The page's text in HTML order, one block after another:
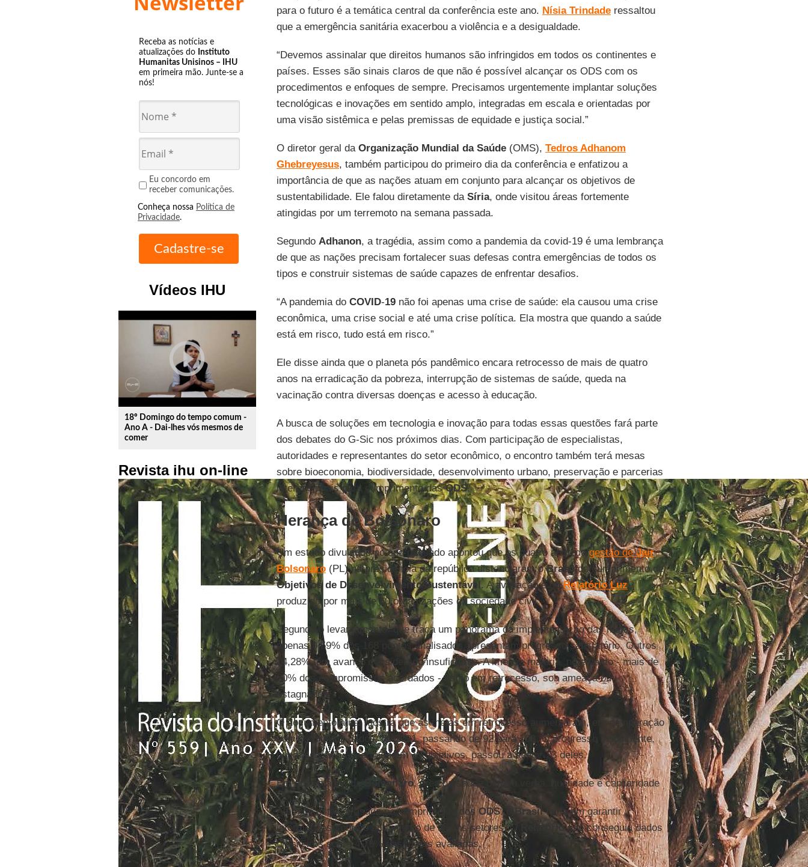
Receba as notícias e
atualizações do Instituto
Humanitas Unisinos – IHU
em primeira mão. Junte-se a
nós!
Eu concordo em
receber comunicações.
Conheça nossa Política de
Privacidade.
Vídeos IHU
play_circle_outline
18º Domingo do tempo comum -
Ano A - Dai-lhes vós mesmos de
comer
Revista ihu on-line
para o futuro é a temática central da conferência este ano. Nísia Trindaderessaltou
que a emergência sanitária exacerbou a violência e a desigualdade.
“Devemos assinalar que direitos humanos são infringidos em todos os continentes e
países. Esses são sinais claros de que não é possível alcançar os ODS com os
procedimentos e enfoques de sempre. Precisamos urgentemente implantar soluções
tecnológicas e inovações em sentido amplo, integradas em escala e orientadas por
uma visão sistêmica e pelas premissas de equidade e justiça social.”
O diretor geral da Organização Mundial da Saúde(OMS), Tedros Adhanom
Ghebreyesus, também participou do primeiro dia da conferência e enfatizou a
importância de que as nações atuam em conjunto para alcançar os objetivos de
sustentabilidade. Ele falou diretamente da Síria, onde visitou áreas fortemente
atingidas por um terremoto na semana passada.
Segundo Adhanon, a tragédia, assim como a pandemia da covid-19 é uma lembrança
de que as nações precisam fortalecer suas defesas contra emergências de todos os
tipos e construir sistemas de saúde capazes de enfrentar desafios.
“A pandemia do COVID-19não foi apenas uma crise de saúde: ela causou uma crise
econômica, uma crise social e até uma crise política. Ela mostra que quando a saúde
está em risco, tudo está em risco.”
Ele disse ainda que o planeta pós pandêmico encara retrocesso de mais de quatro
anos na erradicação da pobreza, interrupção de sistemas de saúde, queda na
vacinação contra diversas doenças e acesso à educação.
A busca de soluções em tecnologia e inovação para todas essas questões fará parte
dos debates do G-Sic nos próximos dias. Com participação de especialistas,
autoridades e representantes do setor econômico, o encontro também terá mesas
sobre bioeconomia, biodiversidade, desenvolvimento urbano, preservação e parcerias
internacionais para cumprimento dasODS.
Herança de Bolsonaro
Um estudo divulgado no ano passado apontou que os quatro anos dagestão deJair
Bolsonaro(PL) na presidência da república distanciaram oBrasildo cumprimento de
Objetivos de Desenvolvimento Sustentável. A avaliação é doRelatório Luz,
produzido por mais de 60 organizações da sociedade civil.
Segundo o levantamento, que traça um panorama da implementação das metas,
apenas 0,59% dos 168 pontos analisados apresentam progresso satisfatório. Outros
14,28% têm avanço considerado insuficiente. A imensa maioria, no entanto - mais de
80% dos compromissos acordados - estão em retrocesso, sob ameaça ou
estagnados.
O documento atual mostra que as metas em retrocesso aumentaram, em comparação
com os últimos dados, de 2021, passando de 92 para 103. O progresso insuficiente,
que havia sido observado em 13 objetivos, passou a atingir 23 deles.
Em quatro anos deBolsonaro, área da saúde perdeu verba, qualidade e capilaridade
Além de estar atrasado no cumprimento dosODS, o Brasilfalha em garantir
informações sobre o andamento de alguns setores. O
Relatórionão conseguiu dados
brasileiros sobre 4,76% das metas avaliadas.